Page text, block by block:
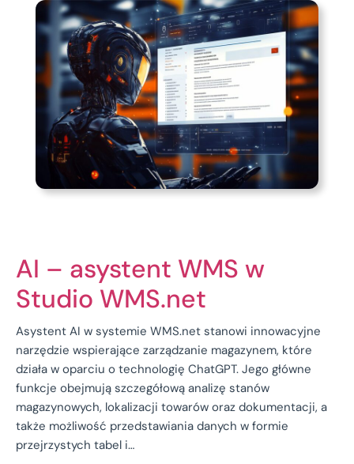
AI – asystent WMS w
Studio WMS.net
Asystent AI w systemie WMS.net stanowi innowacyjne
narzędzie wspierające zarządzanie magazynem, które
działa w oparciu o technologię ChatGPT. Jego główne
funkcje obejmują szczegółową analizę stanów
magazynowych, lokalizacji towarów oraz dokumentacji, a
także możliwość przedstawiania danych w formie
przejrzystych tabel i…